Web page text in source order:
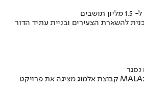
להשארת הצעירים ובניית עתיד הדור
נסגר
קבוצת אלמוג מציגה את פרויקט MALA: מגדלי הפרימיום האחרונים